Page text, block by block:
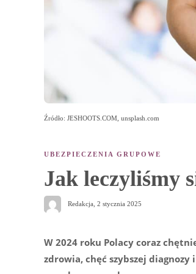
Źródło: JESHOOTS.COM, unsplash.com
UBEZPIECZENIA GRUPOWE
Jak leczyliśmy
Redakcja 2 stycznia 2025
W 2024 roku Polacy coraz
zdrowia, chęć szybszej